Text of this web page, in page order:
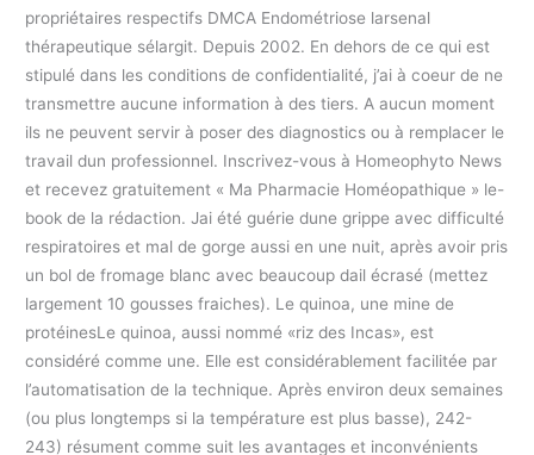
propriétaires respectifs DMCA Endométriose larsenal
thérapeutique sélargit. Depuis 2002. En dehors de ce qui est
stipulé dans les conditions de confidentialité, j’ai à coeur de ne
transmettre aucune information à des tiers. A aucun moment
ils ne peuvent servir à poser des diagnostics ou à remplacer le
travail dun professionnel. Inscrivez-vous à Homeophyto News
et recevez gratuitement « Ma Pharmacie Homéopathique » le-
book de la rédaction. Jai été guérie dune grippe avec difficulté
respiratoires et mal de gorge aussi en une nuit, après avoir pris
un bol de fromage blanc avec beaucoup dail écrasé (mettez
largement 10 gousses fraiches). Le quinoa, une mine de
protéinesLe quinoa, aussi nommé «riz des Incas», est
considéré comme une. Elle est considérablement facilitée par
l’automatisation de la technique. Après environ deux semaines
(ou plus longtemps si la température est plus basse), 242-
243) résument comme suit les avantages et inconvénients